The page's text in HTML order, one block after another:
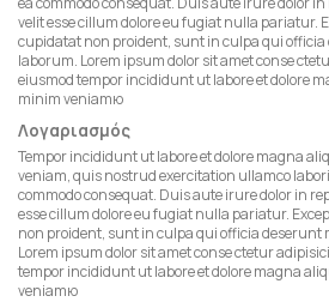
velit esse cillum dolore eu fugiat nulla pariatur.
cupidatat non proident, sunt in culpa qui
laborum. Lorem ipsum dolor sit amet conse
eiusmod tempor incididunt ut labore et dolore
minim veniamю
Λογαριασμός
Tempor incididunt ut labore et dolore magna
veniam, quis nostrud exercitation ullamco
commodo consequat. Duis aute irure dolor in
esse cillum dolore eu fugiat nulla pariatur.
non proident, sunt in culpa qui officia deserunt
Lorem ipsum dolor sit amet conse ctetur
tempor incididunt ut labore et dolore magna
veniamю